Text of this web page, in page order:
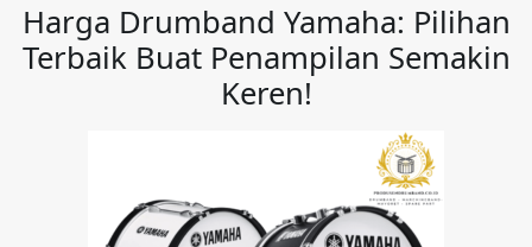
Harga Drumband Yamaha: Pilihan
Terbaik Buat Penampilan Semakin
Keren!